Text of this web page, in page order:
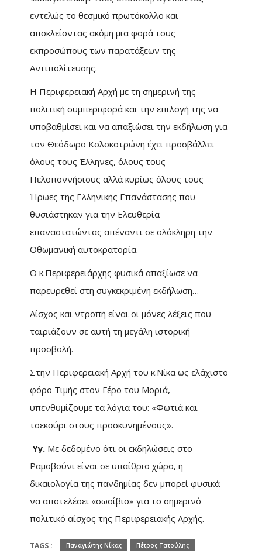
εντελώς το θεσμικό πρωτόκολλο και
αποκλείοντας ακόμη μια φορά τους
εκπροσώπους των παρατάξεων της
Αντιπολίτευσης.
Η Περιφερειακή Αρχή με τη σημερινή της
πολιτική συμπεριφορά και την επιλογή της να
υποβαθμίσει και να απαξιώσει την εκδήλωση για
τον Θεόδωρο Κολοκοτρώνη έχει προσβάλλει
όλους τους Έλληνες, όλους τους
Πελοποννήσιους αλλά κυρίως όλους τους
Ήρωες της Ελληνικής Επανάστασης που
θυσιάστηκαν για την Ελευθερία
επαναστατώντας απέναντι σε ολόκληρη την
Οθωμανική αυτοκρατορία.
Ο κ.Περιφερειάρχης φυσικά απαξίωσε να
παρευρεθεί στη συγκεκριμένη εκδήλωση…
Αίσχος και ντροπή είναι οι μόνες λέξεις που
ταιριάζουν σε αυτή τη μεγάλη ιστορική
προσβολή.
Στην Περιφερειακή Αρχή του κ.Νίκα ως ελάχιστο
φόρο Τιμής στον Γέρο του Μοριά,
υπενθυμίζουμε τα λόγια του: «Φωτιά και
τσεκούρι στους προσκυνημένους».
Υγ. Με δεδομένο ότι οι εκδηλώσεις στο
Ραμοβούνι είναι σε υπαίθριο χώρο, η
δικαιολογία της πανδημίας δεν μπορεί φυσικά
να αποτελέσει «σωσίβιο» για το σημερινό
πολιτικό αίσχος της Περιφερειακής Αρχής.
TAGS : Παναγιώτης Νίκας Πέτρος Τατούλης